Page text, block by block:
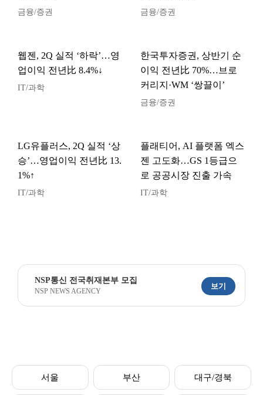
금융/증권 금융/증권
웹젠, 2Q 실적 ‘하락’…영
업이익 전년比 8.4%↓
IT/과학
한국투자증권, 상반기 순
이익 전년比 70%…브로
커리지·WM ‘쌍끌이’
금융/증권
LG유플러스, 2Q 실적 ‘상
승’…영업이익 전년比 13.
1%↑
IT/과학
플래티어, AI 플랫폼 엑스
젠 고도화…GS 1등급으
로 공공시장 진출 가속
IT/과학
NSP통신 전국취재본부 모집
NSP NEWS AGENCY
보기
서울 부산 대구/경북